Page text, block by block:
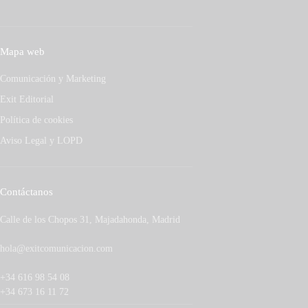
Mapa web
Comunicación y Marketing
Exit Editorial
Política de cookies
Aviso Legal y LOPD
Contáctanos
Calle de los Chopos 31, Majadahonda, Madrid
hola@exitcomunicacion.com
+34 616 98 54 08
+34 673 16 11 72